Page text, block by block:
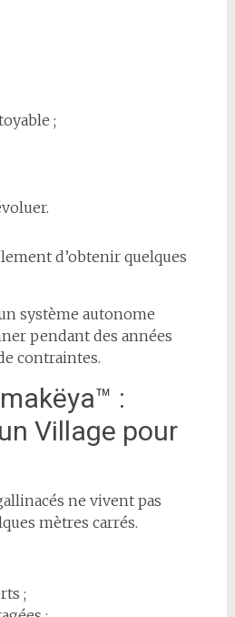
;
d’obtenir quelques
système autonome
pendant des années
contraintes.
:
Village pour
ne vivent pas
mètres carrés.
;